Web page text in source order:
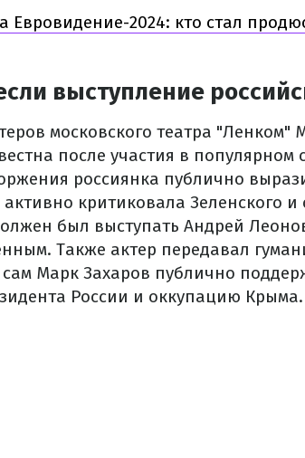
Евровидение-2024: кто стал
выступление
московского театра "Ленком"
после участия в популярном
россиянка публично
критиковала Зеленского и
был выступать Андрей
Также актер передавал
сам Марк Захаров публично
России и оккупацию Крыма.